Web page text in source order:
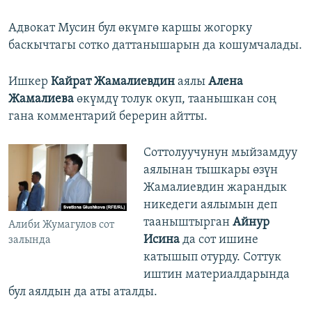
Адвокат Мусин бул өкүмгө каршы жогорку
баскычтагы сотко даттанышарын да кошумчалады.
Ишкер Кайрат Жамалиевдин аялы Алена
Жамалиева өкүмдү толук окуп, таанышкан соң
гана комментарий берерин айтты.
Алиби Жумагулов сот
залында
Соттолуучунун мыйзамдуу
аялынан тышкары өзүн
Жамалиевдин жарандык
никедеги аялымын деп
тааныштырган Айнур
Исинада сот ишине
катышып отурду. Соттук
иштин материалдарында
бул аялдын да аты аталды.